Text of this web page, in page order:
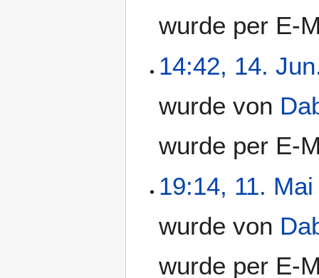
wurde per E-
14:42, 14.
wurde von
wurde per E-
19:14, 11.
wurde von
wurde per E-